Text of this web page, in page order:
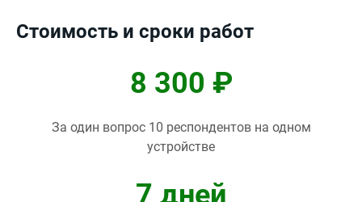
Стоимость и сроки работ
8 300 ₽
За один вопрос 10 респондентов на одном
устройстве
7 дней